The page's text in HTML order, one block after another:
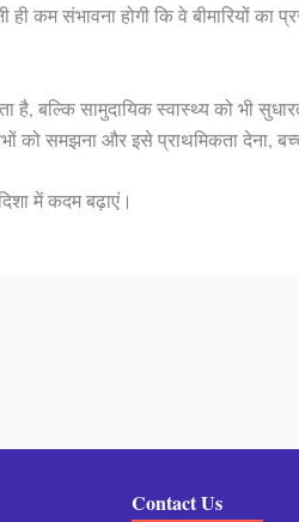
कम संभावना होगी कि वे बीमारियों का
सामुदायिक स्वास्थ्य को भी
समझना और इसे प्राथमिकता देना,
में कदम बढ़ाएं।
Contact Us